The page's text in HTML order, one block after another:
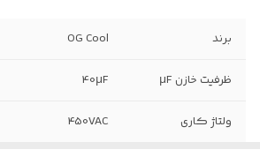
برند OG Cool
ظرفیت خازن µF 40µF
ولتاژ کاری 450VAC